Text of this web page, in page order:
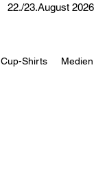
22./23.August 2026
Cup-Shirts Medien